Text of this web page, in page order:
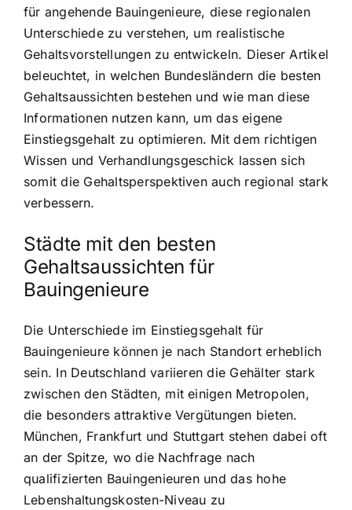
für angehende Bauingenieure, diese regionalen
Unterschiede zu verstehen, um realistische
Gehaltsvorstellungen zu entwickeln. Dieser Artikel
beleuchtet, in welchen Bundesländern die besten
Gehaltsaussichten bestehen und wie man diese
Informationen nutzen kann, um das eigene
Einstiegsgehalt zu optimieren. Mit dem richtigen
Wissen und Verhandlungsgeschick lassen sich
somit die Gehaltsperspektiven auch regional stark
verbessern.
Städte mit den besten
Gehaltsaussichten für
Bauingenieure
Die Unterschiede im Einstiegsgehalt für
Bauingenieure können je nach Standort erheblich
sein. In Deutschland variieren die Gehälter stark
zwischen den Städten, mit einigen Metropolen,
die besonders attraktive Vergütungen bieten.
München, Frankfurt und Stuttgart stehen dabei oft
an der Spitze, wo die Nachfrage nach
qualifizierten Bauingenieuren und das hohe
Lebenshaltungskosten-Niveau zu